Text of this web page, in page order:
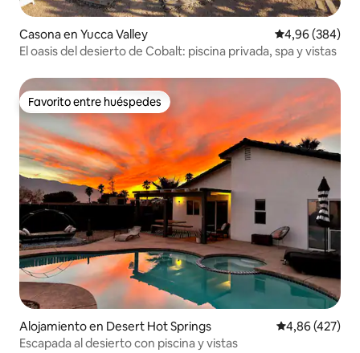
Casona en Yucca Valley Calificación
4,96 (384)
El oasis del desierto de Cobalt: piscina privada, spa y vistas
Favorito entre huéspedes
Favorito entre huéspedes
Alojamiento en Desert Hot Springs Calificación
4,86 (427)
Escapada al desierto con piscina y vistas